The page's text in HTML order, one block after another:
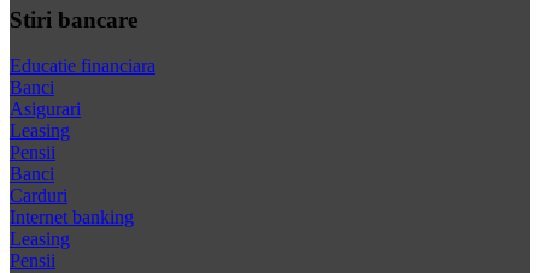
Stiri bancare
Educatie financiara
Banci
Asigurari
Leasing
Pensii
Banci
Carduri
Internet banking
Leasing
Pensii